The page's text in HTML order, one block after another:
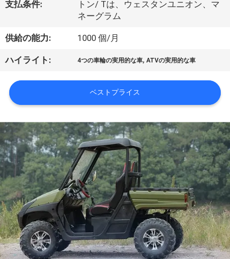
工
場
行
品
質
管
理
私
達
支払条件:
トン/ Tは、ウェスタンユニオン、マ
ネーグラム
供給の能力: 1000 個/月
ハイライト: 4つの車輪の実用的な車,ATVの実用的な車
ベストプライス